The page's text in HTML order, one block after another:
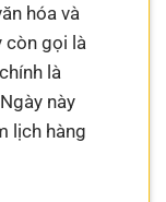
hóa và
còn gọi là
là
này
lịch hàng